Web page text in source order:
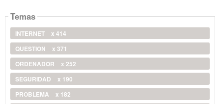
Temas
INTERNET
x 414
QUESTION
x 371
ORDENADOR
x 252
SEGURIDAD
x 190
PROBLEMA
x 182